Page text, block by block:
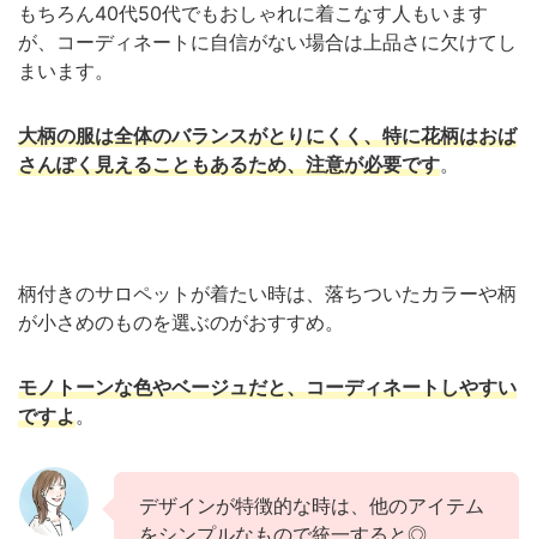
もちろん40代50代でもおしゃれに着こなす人もいます
が、コーディネートに自信がない場合は上品さに欠けてし
まいます。
大柄の服は全体のバランスがとりにくく、特に花柄はおば
さんぽく見えることもあるため、注意が必要です。
柄付きのサロペットが着たい時は、落ちついたカラーや柄
が小さめのものを選ぶのがおすすめ。
モノトーンな色やベージュだと、コーディネートしやすい
ですよ。
デザインが特徴的な時は、他のアイテム